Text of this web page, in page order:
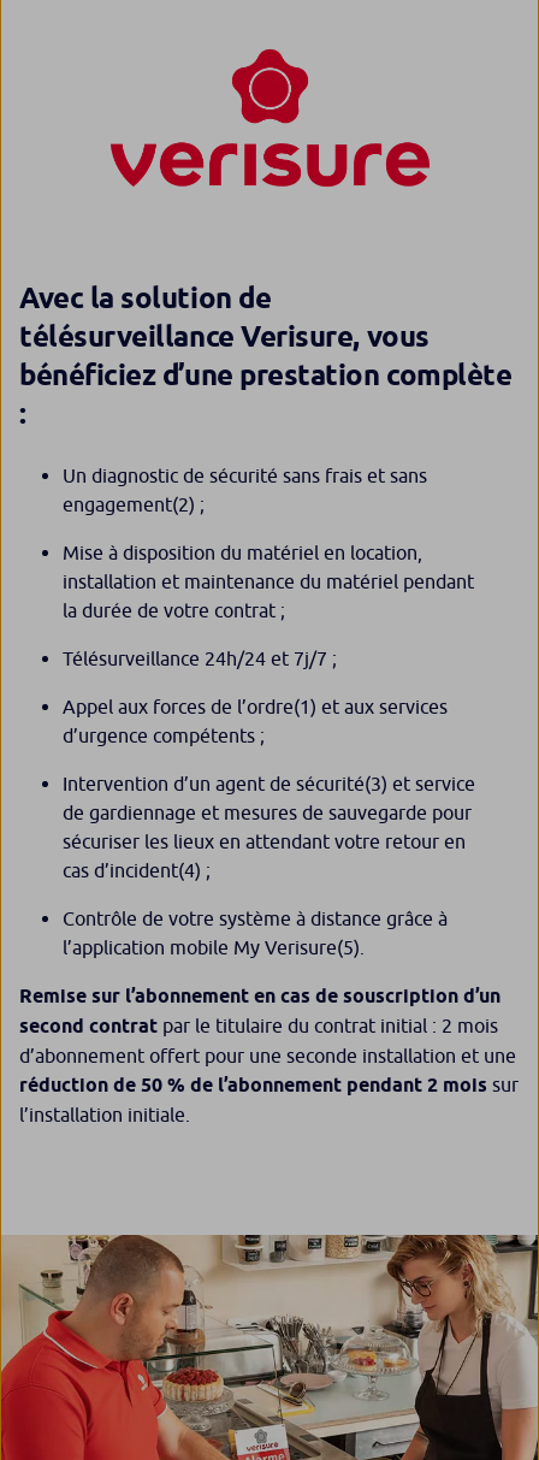
Avec la solution de
télésurveillance Verisure, vous
bénéficiez d’une prestation complète
:
Un diagnostic de sécurité sans frais et sans
engagement(2) ;
Mise à disposition du matériel en location,
installation et maintenance du matériel pendant
la durée de votre contrat ;
Télésurveillance 24h/24 et 7j/7 ;
Appel aux forces de l’ordre(1) et aux services
d’urgence compétents ;
Intervention d’un agent de sécurité(3) et service
de gardiennage et mesures de sauvegarde pour
sécuriser les lieux en attendant votre retour en
cas d’incident(4) ;
Contrôle de votre système à distance grâce à
l’application mobile My Verisure(5)
Remise sur l’abonnement en cas de souscription d’un
second contrat par le titulaire du contrat initial : 2 mois
d’abonnement offert pour une seconde installation et une
réduction de 50 % de l’abonnement pendant 2 mois sur
l’installation initiale.